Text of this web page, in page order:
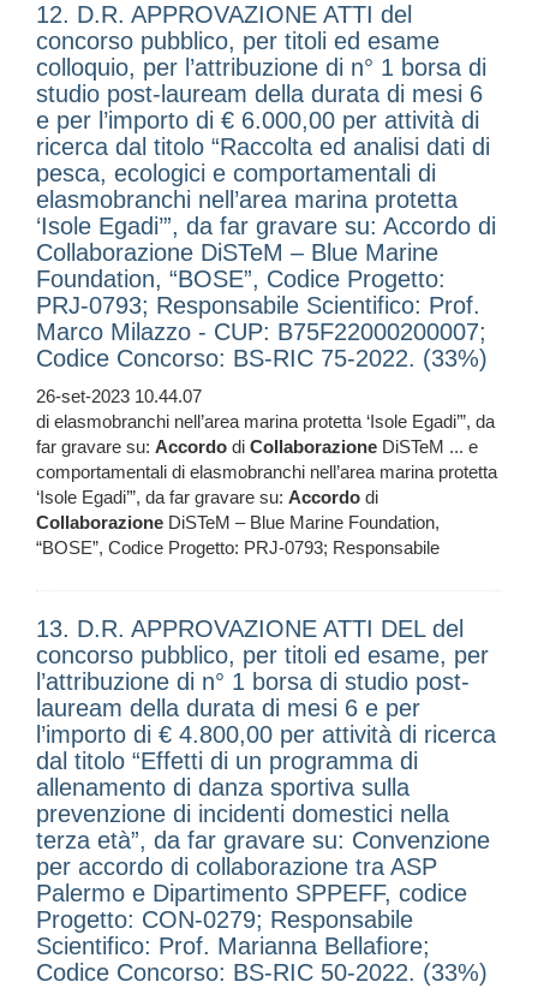
12. D.R. APPROVAZIONE ATTI del
concorso pubblico, per titoli ed esame
colloquio, per l’attribuzione di n° 1 borsa di
studio post-lauream della durata di mesi 6
e per l’importo di € 6.000,00 per attività di
ricerca dal titolo “Raccolta ed analisi dati di
pesca, ecologici e comportamentali di
elasmobranchi nell’area marina protetta
‘Isole Egadi’”, da far gravare su: Accordo di
Collaborazione DiSTeM – Blue Marine
Foundation, “BOSE”, Codice Progetto:
PRJ-0793; Responsabile Scientifico: Prof.
Marco Milazzo - CUP: B75F22000200007;
Codice Concorso: BS-RIC 75-2022. (33%)
26-set-2023 10.44.07
di elasmobranchi nell’area marina protetta ‘Isole Egadi’”, da
far gravare su: Accordo di Collaborazione DiSTeM ... e
comportamentali di elasmobranchi nell’area marina protetta
‘Isole Egadi’”, da far gravare su: Accordo di
Collaborazione DiSTeM – Blue Marine Foundation,
“BOSE”, Codice Progetto: PRJ-0793; Responsabile
13. D.R. APPROVAZIONE ATTI DEL del
concorso pubblico, per titoli ed esame, per
l’attribuzione di n° 1 borsa di studio post-
lauream della durata di mesi 6 e per
l’importo di € 4.800,00 per attività di ricerca
dal titolo “Effetti di un programma di
allenamento di danza sportiva sulla
prevenzione di incidenti domestici nella
terza età”, da far gravare su: Convenzione
per accordo di collaborazione tra ASP
Palermo e Dipartimento SPPEFF, codice
Progetto: CON-0279; Responsabile
Scientifico: Prof. Marianna Bellafiore;
Codice Concorso: BS-RIC 50-2022. (33%)